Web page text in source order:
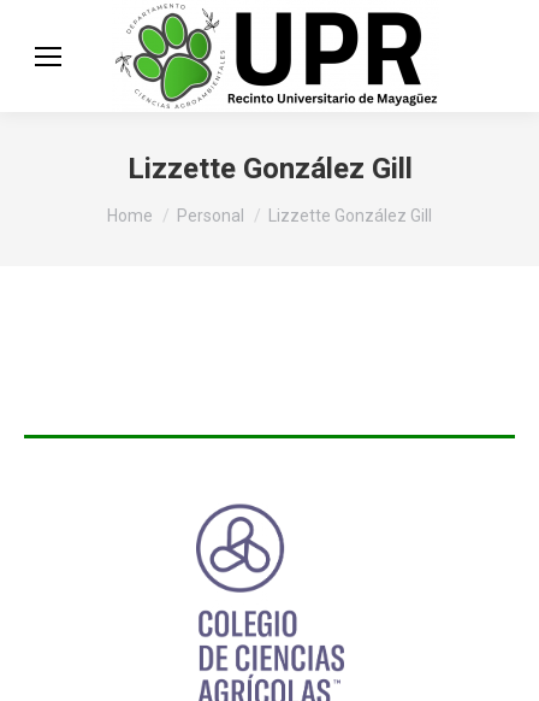
Lizzette González Gill
You are here:
Home Personal Lizzette González Gill